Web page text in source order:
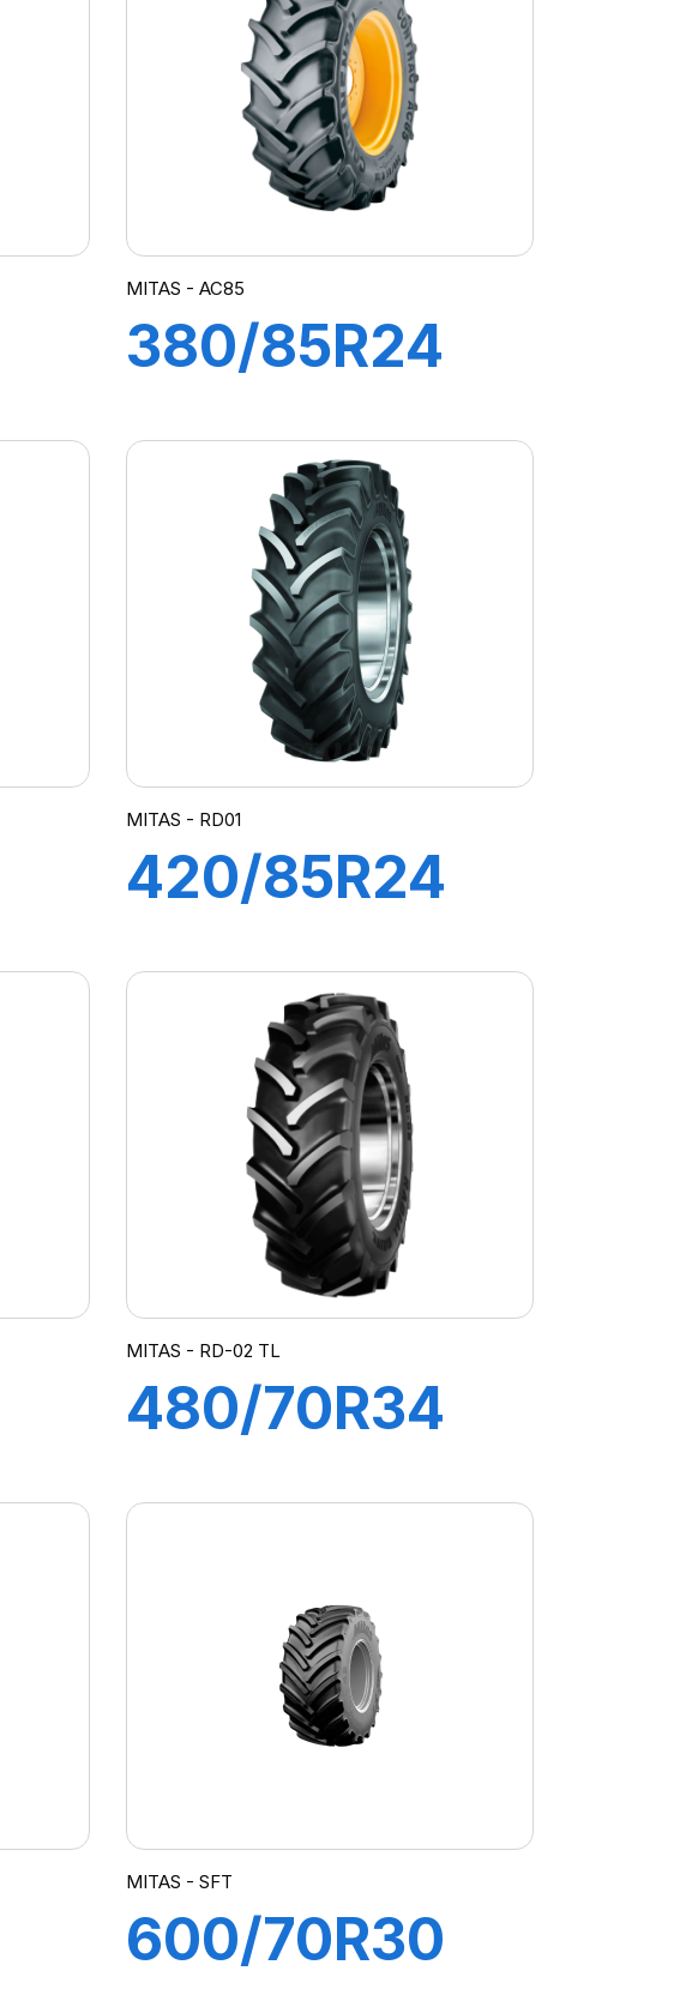
MITAS - AC85
380/85R24
131A8/131B TL
(14.9R24)
MITAS - RD01
420/85R24
MITAS - RD-02 TL
480/70R34
MITAS - SFT
600/70R30